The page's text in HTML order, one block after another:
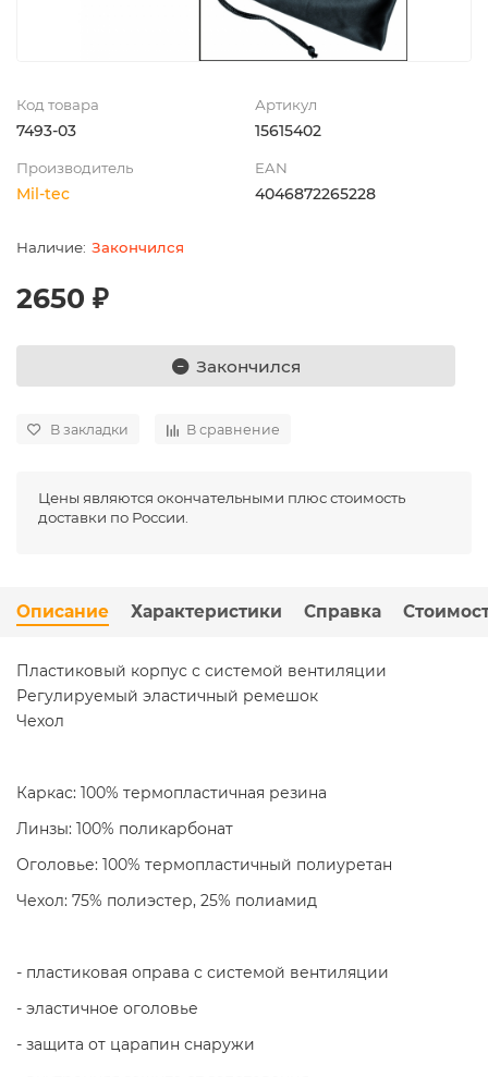
Код товара
7493-03
Артикул
15615402
Производитель
Mil-tec
EAN
4046872265228
Закончился
2650 ₽
Закончился
В закладки В сравнение
Цены являются окончательными плюс стоимость
доставки по России.
Описание Характеристики Справка
Пластиковый корпус с системой вентиляции
Регулируемый эластичный ремешок
Чехол
Каркас: 100% термопластичная резина
Линзы: 100% поликарбонат
Оголовье: 100% термопластичный полиуретан
Чехол: 75% полиэстер, 25% полиамид
- пластиковая оправа с системой вентиляции
- эластичное оголовье
- защита от царапин снаружи